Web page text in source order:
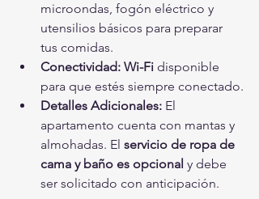
microondas, fogón eléctrico y
utensilios básicos para preparar
tus comidas.
Conectividad: Wi-Fi disponible
para que estés siempre conectado.
Detalles Adicionales: El
apartamento cuenta con mantas y
almohadas. El servicio de ropa de
cama y baño es opcional y debe
ser solicitado con anticipación.